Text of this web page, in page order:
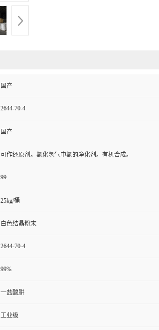
国产
2644-70-4
国产
可作还原剂。氯化氢气中氯的净化剂。有机合成。
99
25kg/桶
白色结晶粉末
2644-70-4
99%
一盐酸肼
工业级